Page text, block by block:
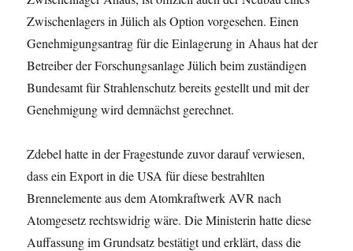
Zwischenlagers in Jülich als Option vorgesehen. Einen
Genehmigungsantrag für die Einlagerung in Ahaus hat der
Betreiber der Forschungsanlage Jülich beim zuständigen
Bundesamt für Strahlenschutz bereits gestellt und mit der
Genehmigung wird demnächst gerechnet.
Zdebel hatte in der Fragestunde zuvor darauf verwiesen,
dass ein Export in die USA für diese bestrahlten
Brennelemente aus dem Atomkraftwerk AVR nach
Atomgesetz rechtswidrig wäre. Die Ministerin hatte diese
Auffassung im Grundsatz bestätigt und erklärt, dass die